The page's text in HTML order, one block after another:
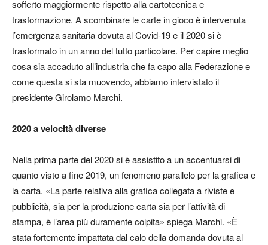
sofferto maggiormente rispetto alla cartotecnica e
trasformazione. A scombinare le carte in gioco è intervenuta
l’emergenza sanitaria dovuta al Covid-19 e il 2020 si è
trasformato in un anno del tutto particolare. Per capire meglio
cosa sia accaduto all’industria che fa capo alla Federazione e
come questa si sta muovendo, abbiamo intervistato il
presidente Girolamo Marchi.
2020 a velocità diverse
Nella prima parte del 2020 si è assistito a un accentuarsi di
quanto visto a fine 2019, un fenomeno parallelo per la grafica e
la carta. «La parte relativa alla grafica collegata a riviste e
pubblicità, sia per la produzione carta sia per l’attività di
stampa, è l’area più duramente colpita» spiega Marchi. «È
stata fortemente impattata dal calo della domanda dovuta al